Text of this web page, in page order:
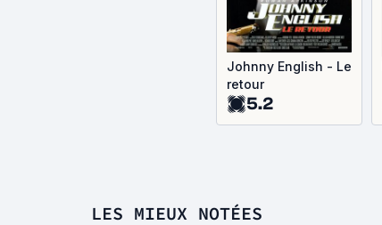
Johnny English - Le
retour
5.2
LES MIEUX NOTÉES